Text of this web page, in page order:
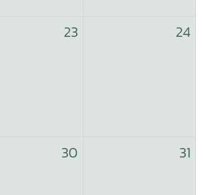
23 24
30 31